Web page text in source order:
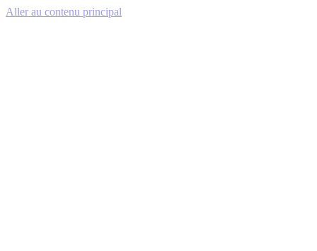
Aller au contenu principal